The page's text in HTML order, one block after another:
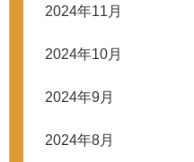
2024年11月
2024年10月
2024年9月
2024年8月